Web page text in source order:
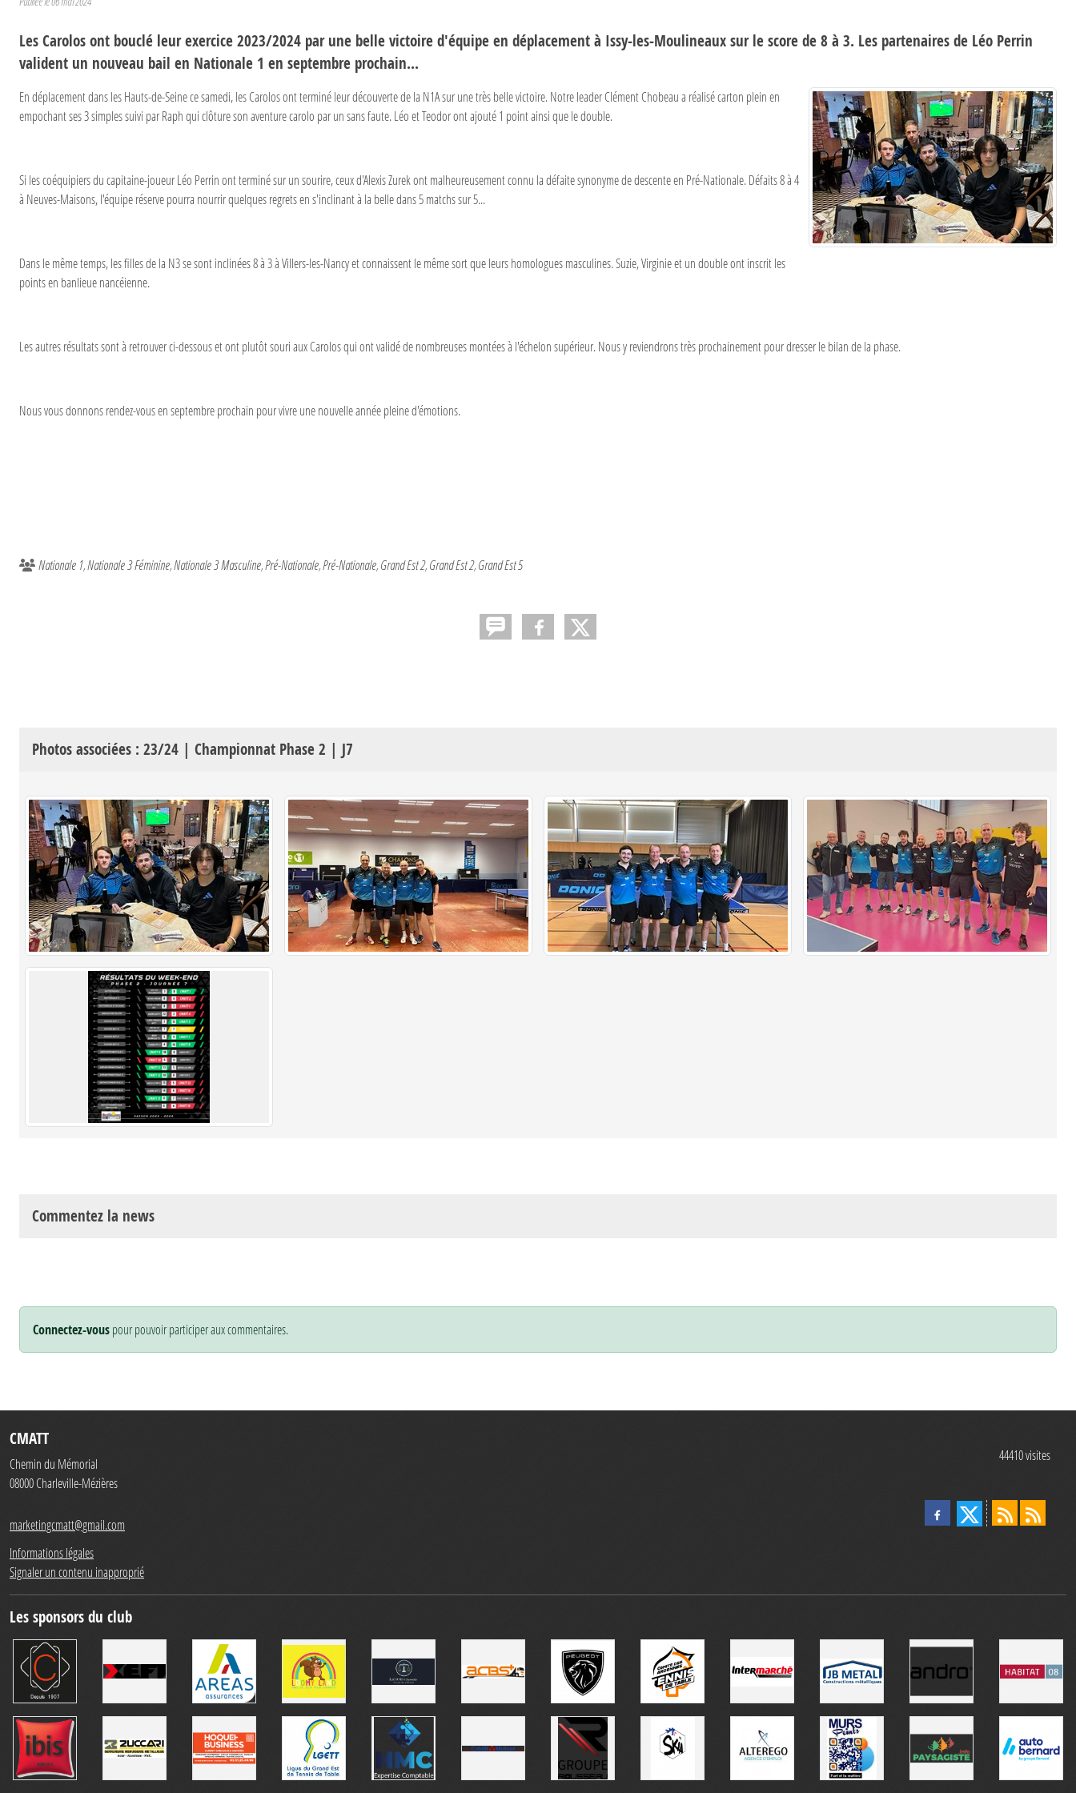
Les Carolos ont bouclé leur exercice 2023/2024 par une belle victoire d'équipe en déplacement à Issy-les-Moulineaux sur le score de 8 à 3. Les partenaires de Léo Perrin
valident un nouveau bail en Nationale 1 en septembre prochain...
En déplacement dans les Hauts-de-Seine ce samedi, les Carolos ont terminé leur découverte de la N1A sur une très belle victoire. Notre leader Clément Chobeau a réalisé carton plein en
empochant ses 3 simples suivi par Raph qui clôture son aventure carolo par un sans faute. Léo et Teodor ont ajouté 1 point ainsi que le double.
Si les coéquipiers du capitaine-joueur Léo Perrin ont terminé sur un sourire, ceux d'Alexis Zurek ont malheureusement connu la défaite synonyme de descente en Pré-Nationale. Défaits 8 à 4
à Neuves-Maisons, l'équipe réserve pourra nourrir quelques regrets en s'inclinant à la belle dans 5 matchs sur 5...
Dans le même temps, les filles de la N3 se sont inclinées 8 à 3 à Villers-les-Nancy et connaissent le même sort que leurs homologues masculines. Suzie, Virginie et un double ont inscrit les
points en banlieue nancéienne.
Les autres résultats sont à retrouver ci-dessous et ont plutôt souri aux Carolos qui ont validé de nombreuses montées à l'échelon supérieur. Nous y reviendrons très prochainement pour dresser le bilan de la phase.
Nous vous donnons rendez-vous en septembre prochain pour vivre une nouvelle année pleine d'émotions.
Nationale 1 Nationale 3 Féminine Nationale 3 Masculine Pré-Nationale Pré-Nationale Grand Est 2 Grand Est 2 Grand Est 5
Photos associées : 23/24 | Championnat Phase 2 | J7
Commentez la news
Connectez-vouspour pouvoir participer aux commentaires.
CMATT
Chemin du Mémorial
08000Charleville-Mézières
marketingcmatt@gmail.com
Informations légales
Signaler un contenu inapproprié
44410visites
Les sponsors du club